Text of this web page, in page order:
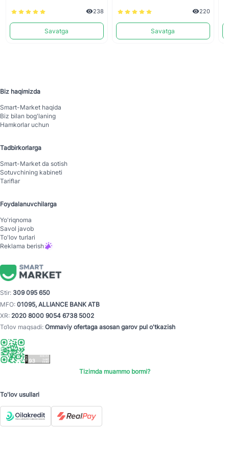
238
Savatga
220
Savatga
Biz haqimizda
Smart-Mаrket haqida
Biz bilan bog'laning
Hamkorlar uchun
Tadbirkorlarga
Smart-Mаrket da sotish
Sotuvchining kabineti
Tariflar
Foydalanuvchilarga
Yo'riqnoma
Savol javob
To'lov turlari
Reklama berish
Stir: 309 095 650
MFO: 01095, ALLIANCE BANK ATB
XR: 2020 8000 9054 6738 5002
To‘lov maqsadi: Ommaviy ofertaga asosan garov pul o'tkazish
Tizimda muammo bormi?
To'lov usullari